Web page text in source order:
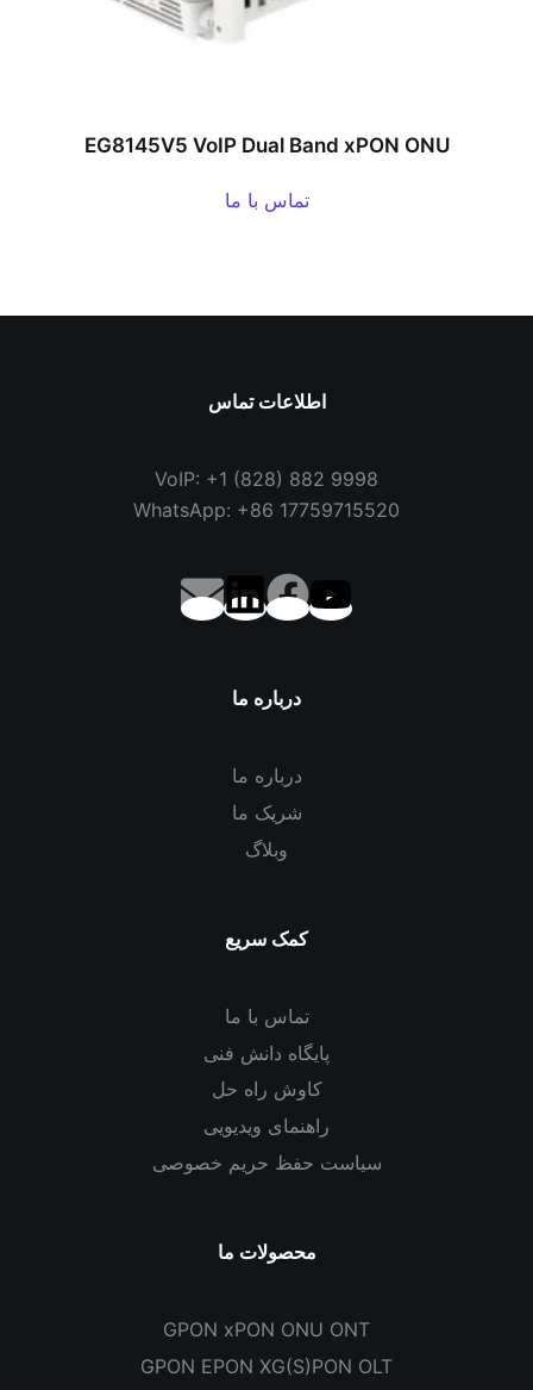
EG8145V5 VoIP Dual Band xPON ONU
تماس با ما
اطلاعات تماس
VoIP: +1 (828) 882 9998
WhatsApp: +86 17759715520
درباره ما
درباره ما
شریک ما
وبلاگ
کمک سریع
تماس با ما
پایگاه دانش فنی
کاوش راه حل
راهنمای ویدیویی
سیاست حفظ حریم خصوصی
محصولات ما
GPON xPON ONU ONT
GPON EPON XG(S)PON OLT